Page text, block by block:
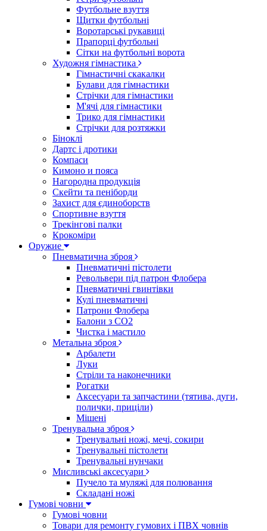
Футбольне взуття
Щитки футбольні
Воротарські рукавиці
Прапорці футбольні
Сітки на футбольні ворота
Художня гімнастика
Гімнастичні скакалки
Булави для гімнастики
Стрічки для гімнастики
М'ячі для гімнастики
Трико для гімнастики
Стрічки для розтяжки
Біноклі
Дартс і дротики
Компаси
Кимоно и пояса
Нагородна продукція
Скейти та пеніборди
Захист для єдиноборств
Спортивне взуття
Трекінгові палки
Крокоміри
Оружие
Пневматична зброя
Пневматичні пістолети
Револьвери під патрон Флобера
Пневматичні гвинтівки
Кулі пневматичні
Патрони Флобера
Балони з CO2
Чистка і мастило
Метальна зброя
Арбалети
Луки
Стріли та наконечники
Рогатки
Аксесуари та запчастини (тятива, дуги,
полички, приціли)
Мішені
Тренувальна зброя
Тренувальні ножі, мечі, сокири
Тренувальні пістолети
Тренувальні нунчаки
Мисливські аксесуари
Пучело та муляжі для полювання
Складані ножі
Гумові човни
Гумові човни
Товари для ремонту гумових і ПВХ човнів